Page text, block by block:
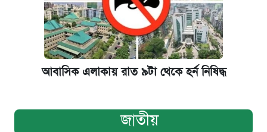
আবাসিক এলাকায় রাত ৯টা থেকে হর্ন নিষিদ্ধ
জাতীয়